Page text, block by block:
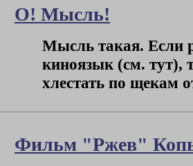
О! Мысль!
Мысль такая. Если
киноязык (см. тут),
хлестать по щекам
Фильм "Ржев"